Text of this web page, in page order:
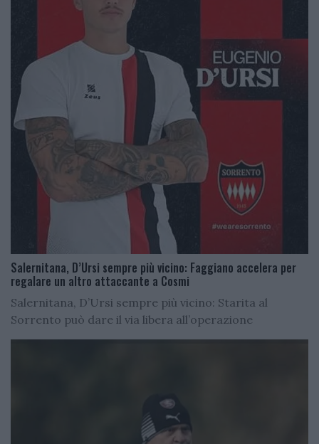
Salernitana, D’Ursi sempre più vicino: Faggiano accelera per
regalare un altro attaccante a Cosmi
Salernitana, D’Ursi sempre più vicino: Starita al
Sorrento può dare il via libera all’operazione